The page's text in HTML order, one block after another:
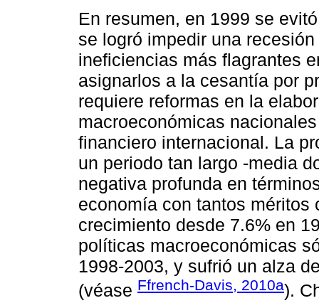
En resumen, en 1999 se
se logró impedir una
ineficiencias más flagrantes
asignarlos a la cesantía por
requiere reformas en la
macroeconómicas
financiero internacional. La
un periodo tan largo -media
negativa profunda en
economía con tantos méritos
crecimiento desde 7.6% en
políticas macroeconómicas
1998-2003, y sufrió un alza
(véase Ffrench-Davis, 2010a).